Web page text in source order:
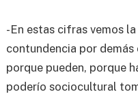
-En estas cifras vemos
contundencia por
porque pueden, porque
poderío sociocultural